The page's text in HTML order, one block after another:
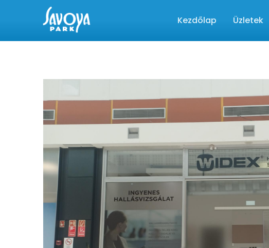
Kezdőlap Üzletek